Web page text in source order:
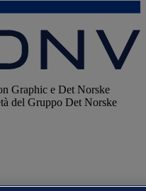
Graphic e Det Norske
del Gruppo Det Norske